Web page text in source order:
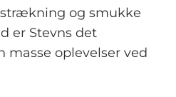
og smukke
er Stevns det
masse oplevelser ved